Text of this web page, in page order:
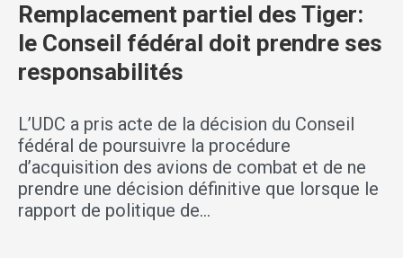
Remplacement partiel des Tiger:
le Conseil fédéral doit prendre ses
responsabilités
L’UDC a pris acte de la décision du Conseil
fédéral de poursuivre la procédure
d’acquisition des avions de combat et de ne
prendre une décision définitive que lorsque le
rapport de politique de…